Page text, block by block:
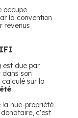
occupe
la convention
revenus
est due par
dans son
calculé sur la
.
nue-propriété
c'est